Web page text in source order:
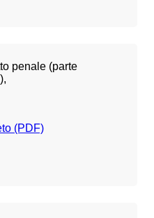
penale (parte
(PDF)